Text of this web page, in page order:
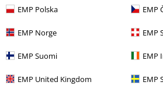
EMP Polska EMP
EMP Norge EMP
EMP Suomi EMP
EMP United Kingdom EMP